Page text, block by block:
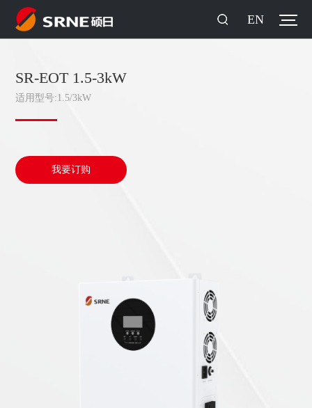
EN
SR-EOT 1.5-3kW
适用型号:1.5/3kW
我要订购